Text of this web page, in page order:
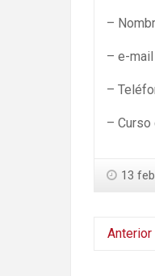
–
– e-mail
–
– Curso
13
Anterior